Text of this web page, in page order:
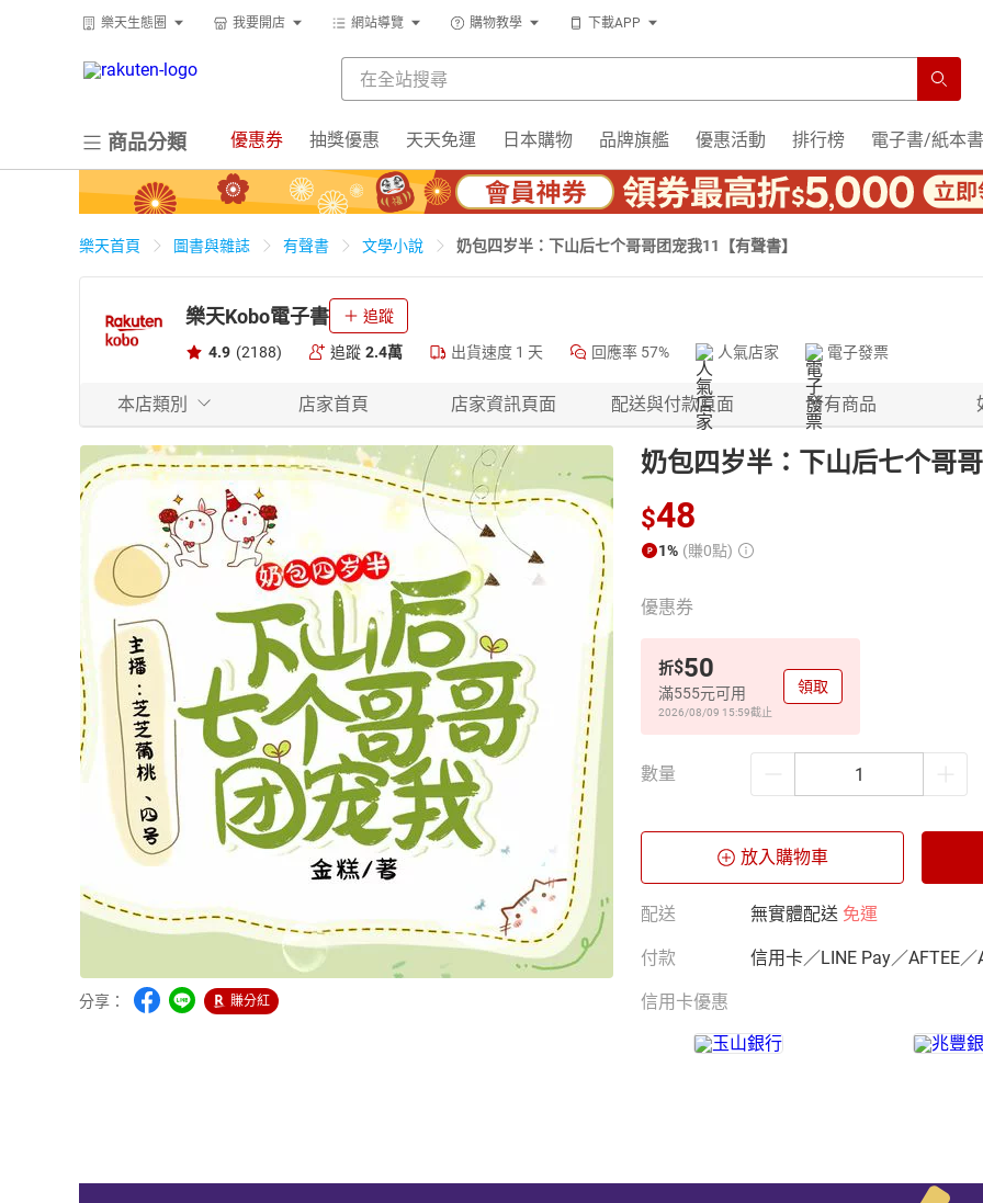
樂天生態圈 我要開店 網站導覽 購物教學 下載APP
商品分類 優惠券 抽獎優惠 天天免運 日本購物 品牌旗艦 優惠活動 排行榜 電子書/紙本書
樂天首頁 圖書與雜誌 有聲書 文學小說 奶包四岁半：下山后七个哥哥团宠我11【有聲書】
樂天Kobo電子書 追蹤
4.9 (2188) 追蹤 2.4萬 出貨速度 1 天 回應率 57% 人氣店家 電子發票
本店類別 店家首頁 店家資訊頁面 配送與付款頁面 所有商品
分享： 賺分紅
奶包四岁半：下山后七个哥
$48
1% (賺0點)
優惠券
折$50
滿555元可用
2026/08/09 15:59截止
領取
數量
放入購物車
配送 無實體配送 免運
付款 信用卡／LINE Pay／AFTEE／
信用卡優惠